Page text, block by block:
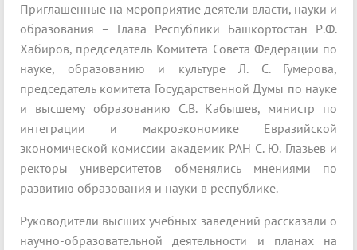
Приглашенные на мероприятие деятели власти, науки и
образования – Глава Республики Башкортостан Р.Ф.
Хабиров, председатель Комитета Совета Федерации по
науке, образованию и культуре Л. С. Гумерова,
председатель комитета Государственной Думы по науке
и высшему образованию С.В. Кабышев, министр по
интеграции и макроэкономике Евразийской
экономической комиссии академик РАН С. Ю. Глазьев и
ректоры университетов обменялись мнениями по
развитию образования и науки в республике.
Руководители высших учебных заведений рассказали о
научно-образовательной деятельности и планах на